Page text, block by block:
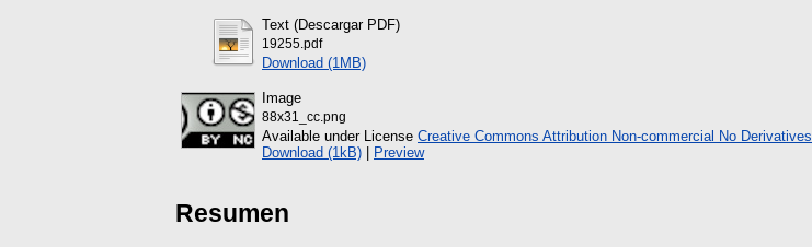
Text (Descargar PDF)
19255.pdf
Download (1MB)
Image
88x31_cc.png
Available under License Creative Commons Attribution Non-commercial No Derivatives
Download (1kB) | Preview
Resumen